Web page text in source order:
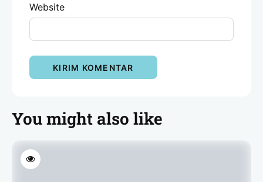
Website
You might also like